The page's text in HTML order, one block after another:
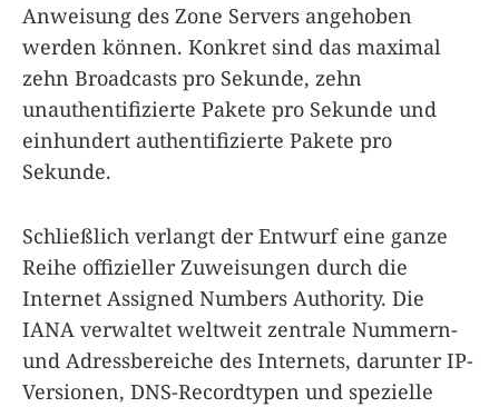
Anweisung des Zone Servers angehoben
werden können. Konkret sind das maximal
zehn Broadcasts pro Sekunde, zehn
unauthentifizierte Pakete pro Sekunde und
einhundert authentifizierte Pakete pro
Sekunde.
Schließlich verlangt der Entwurf eine ganze
Reihe offizieller Zuweisungen durch die
Internet Assigned Numbers Authority. Die
IANA verwaltet weltweit zentrale Nummern-
und Adressbereiche des Internets, darunter IP-
Versionen, DNS-Recordtypen und spezielle